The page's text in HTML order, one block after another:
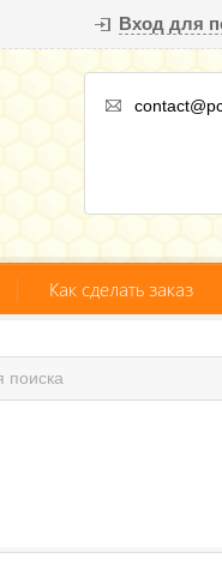
Вход для
Как сделать заказ